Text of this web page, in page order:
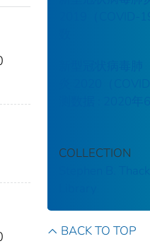
2019（COVID-
炎 2020（
测数据 : 2020年
COLLECTION
Stephen B.
BACK TO TOP